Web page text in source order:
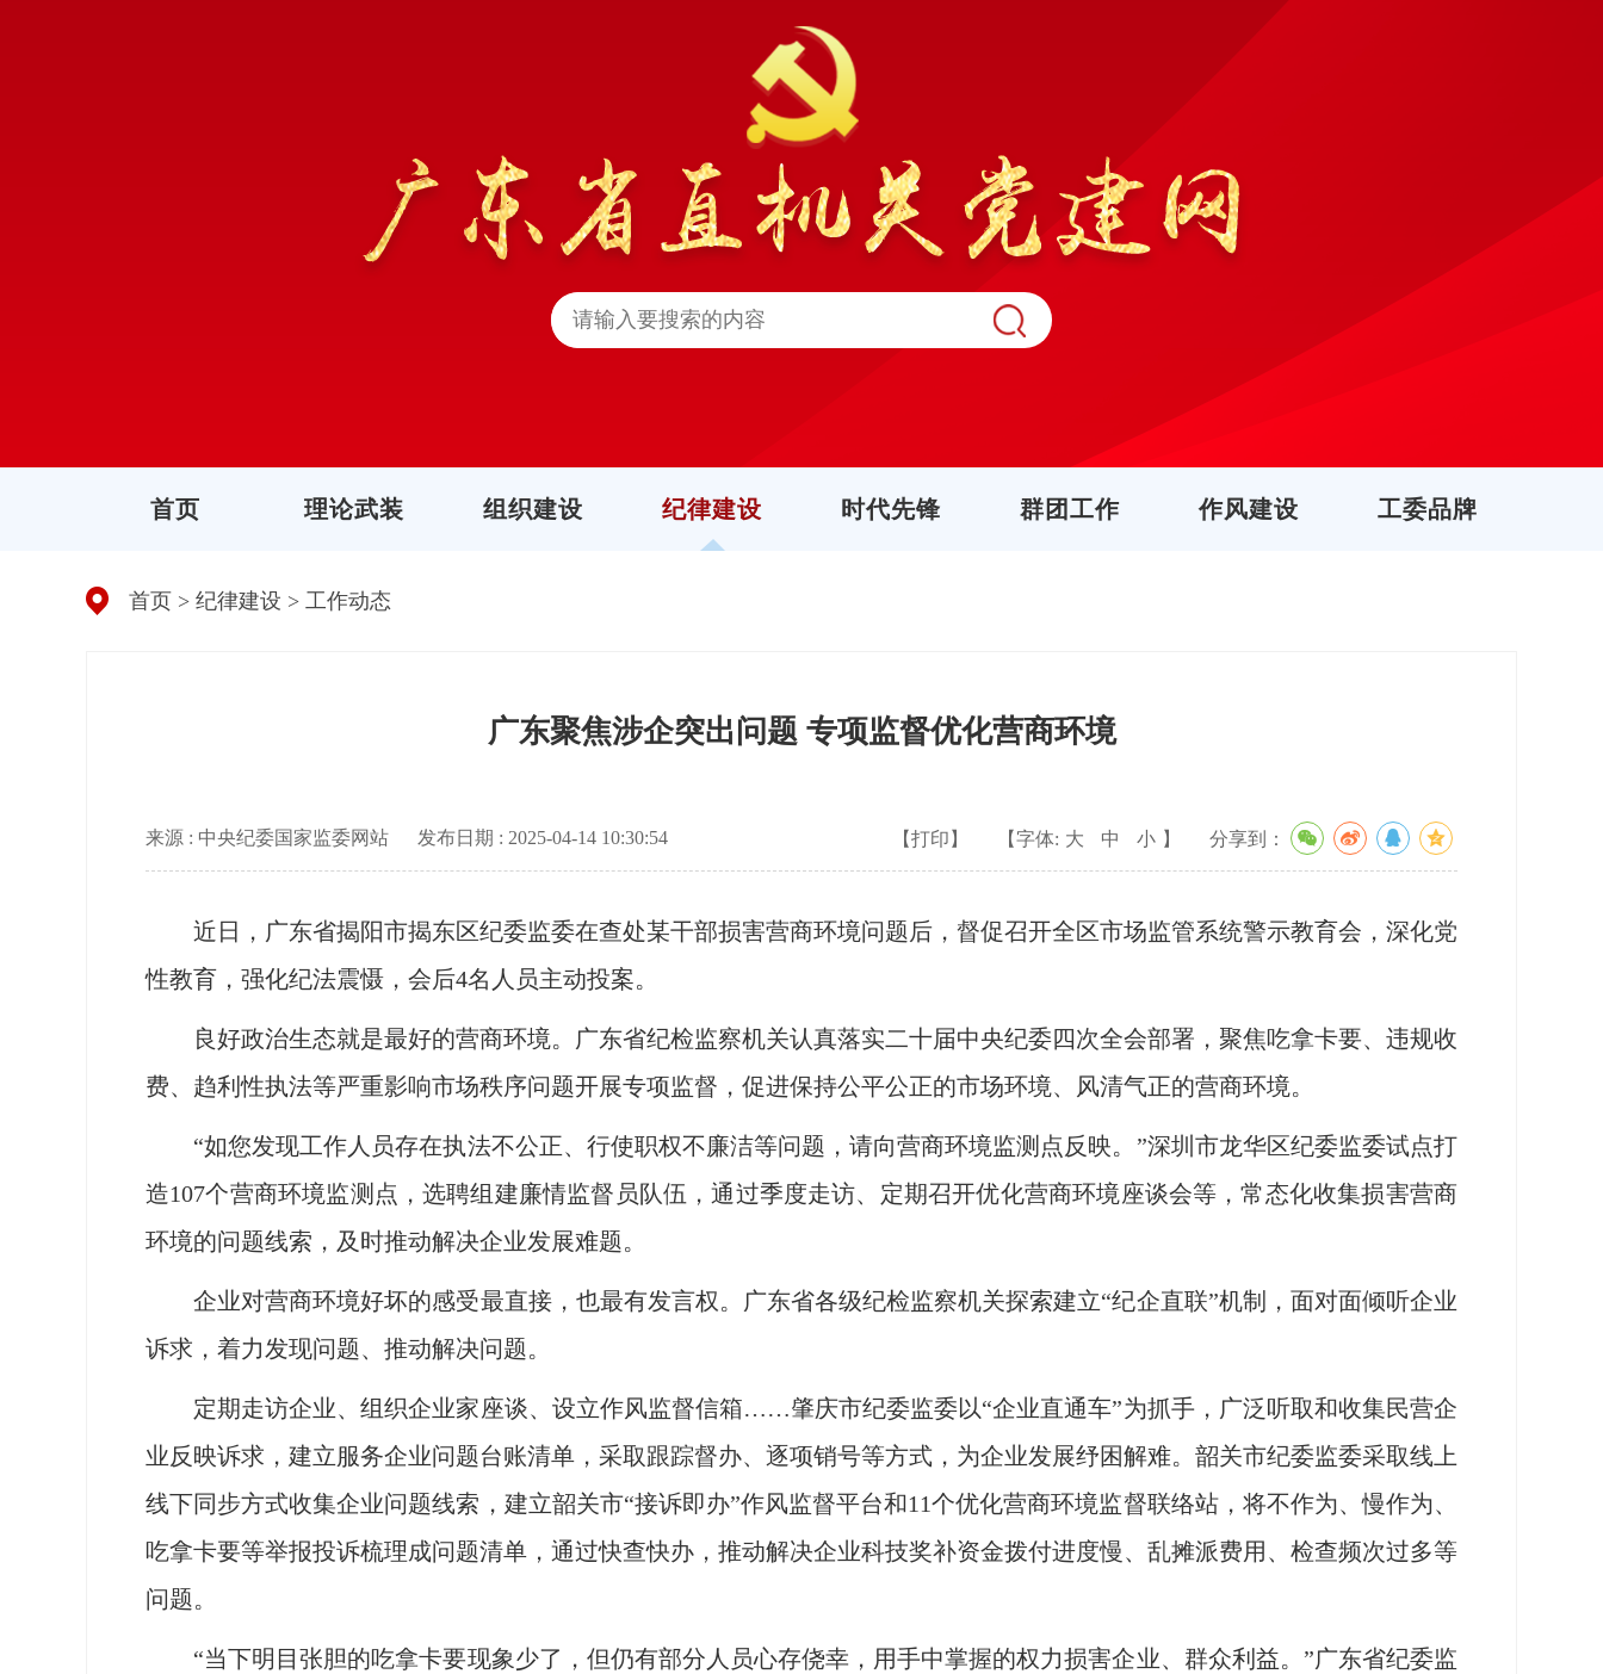
首页 理论武装 组织建设 纪律建设 时代先锋 群团工作 作风建设 工委品牌
首页 > 纪律建设 > 工作动态
广东聚焦涉企突出问题 专项监督优化营商环境
来源 : 中央纪委国家监委网站 发布日期 : 2025-04-14 10:30:54 【打印】 【字体: 大 中 小 】 分享到：
近日，广东省揭阳市揭东区纪委监委在查处某干部损害营商环境问题后，督促召开全区市场监管系统警示教育会，深化党
性教育，强化纪法震慑，会后4名人员主动投案。
良好政治生态就是最好的营商环境。广东省纪检监察机关认真落实二十届中央纪委四次全会部署，聚焦吃拿卡要、违规收
费、趋利性执法等严重影响市场秩序问题开展专项监督，促进保持公平公正的市场环境、风清气正的营商环境。
“如您发现工作人员存在执法不公正、行使职权不廉洁等问题，请向营商环境监测点反映。”深圳市龙华区纪委监委试点打
造107个营商环境监测点，选聘组建廉情监督员队伍，通过季度走访、定期召开优化营商环境座谈会等，常态化收集损害营商
环境的问题线索，及时推动解决企业发展难题。
企业对营商环境好坏的感受最直接，也最有发言权。广东省各级纪检监察机关探索建立“纪企直联”机制，面对面倾听企业
诉求，着力发现问题、推动解决问题。
定期走访企业、组织企业家座谈、设立作风监督信箱……肇庆市纪委监委以“企业直通车”为抓手，广泛听取和收集民营企
业反映诉求，建立服务企业问题台账清单，采取跟踪督办、逐项销号等方式，为企业发展纾困解难。韶关市纪委监委采取线上
线下同步方式收集企业问题线索，建立韶关市“接诉即办”作风监督平台和11个优化营商环境监督联络站，将不作为、慢作为、
吃拿卡要等举报投诉梳理成问题清单，通过快查快办，推动解决企业科技奖补资金拨付进度慢、乱摊派费用、检查频次过多等
问题。
“当下明目张胆的吃拿卡要现象少了，但仍有部分人员心存侥幸，用手中掌握的权力损害企业、群众利益。”广东省纪委监